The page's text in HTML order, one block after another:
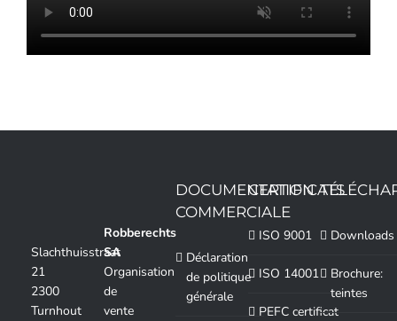
Slachthuisstraat
21
2300
Turnhout
Robberechts
SA
Organisation
de
vente
DOCUMENTATION
COMMERCIALE
Déclaration
de politique
générale
CERTIFICATS
ISO 9001
ISO 14001
PEFC certificat
Downloads
Brochure:
teintes